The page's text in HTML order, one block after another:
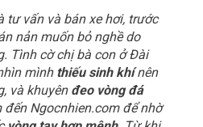
tư vấn và bán xe hơi, trước
nản muốn bỏ nghề do
Tình cờ chị bà con ở Đài
mình thiếu sinh khínên
và khuyên đeo vòng đá
đến Ngocnhien.com để nhờ